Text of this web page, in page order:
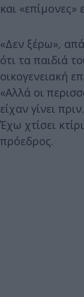
και «επίμονες»
«Δεν ξέρω»,
ότι τα παιδιά
οικογενειακή
«Αλλά οι
είχαν γίνει
Έχω χτίσει
πρόεδρος.